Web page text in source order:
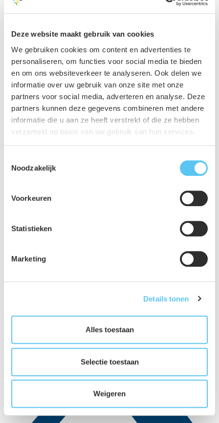
Deze website maakt gebruik van cookies
We gebruiken cookies om content en advertenties te
personaliseren, om functies voor social media te bieden
en om ons websiteverkeer te analyseren. Ook delen we
informatie over uw gebruik van onze site met onze
partners voor social media, adverteren en analyse. Deze
partners kunnen deze gegevens combineren met andere
informatie die u aan ze heeft verstrekt of die ze hebben
verzameld op basis van uw gebruik van hun services.
Noodzakelijk
Voorkeuren
Statistieken
Marketing
Details tonen
Alles toestaan
Selectie toestaan
Weigeren
Facebook